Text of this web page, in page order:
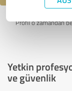
Profil o zamandan
Yetkin
ve güvenlik